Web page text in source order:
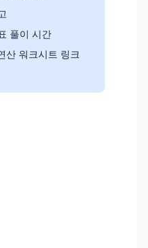
풀이 시간
산 워크시트 링크